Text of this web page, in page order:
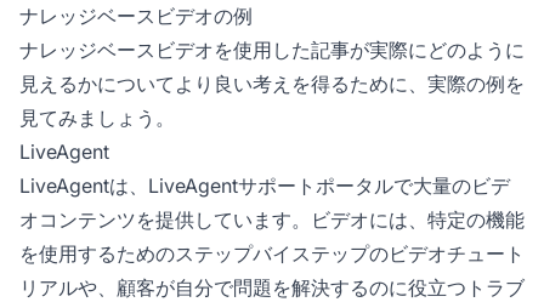
ナレッジベースビデオの例
ナレッジベースビデオを使用した記事が実際にどのように
見えるかについてより良い考えを得るために、実際の例を
見てみましょう。
LiveAgent
LiveAgentは、LiveAgentサポートポータルで大量のビデ
オコンテンツを提供しています。ビデオには、特定の機能
を使用するためのステップバイステップのビデオチュート
リアルや、顧客が自分で問題を解決するのに役立つトラブ